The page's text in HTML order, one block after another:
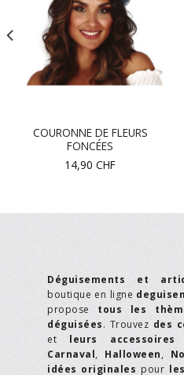
COURONNE DE FLEURS
FONCÉES
14,90 CHF
Déguisements et
boutique en ligne
propose tous les
déguisées. Trouvez des
et leurs accessoires
Carnaval, Halloween,
idées originales pour